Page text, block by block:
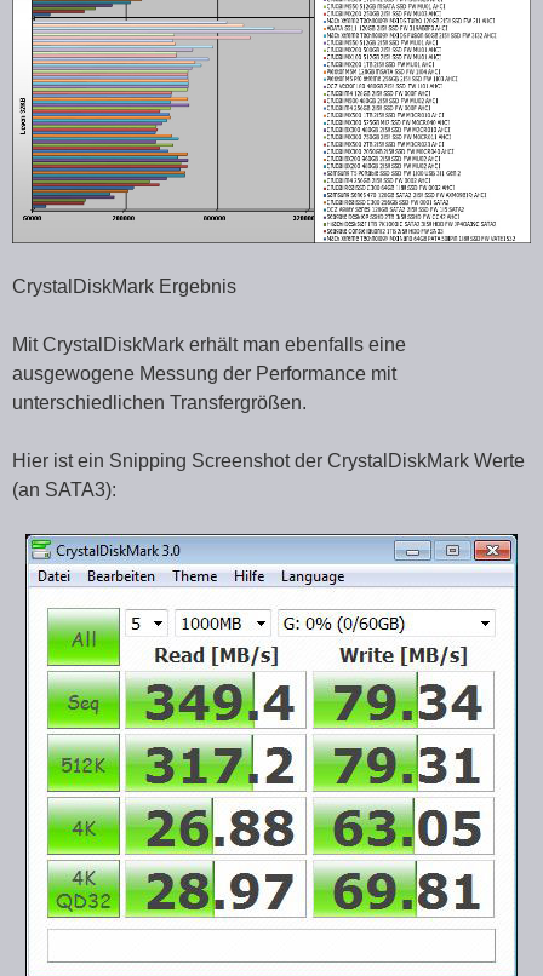
CrystalDiskMark Ergebnis
Mit CrystalDiskMark erhält man ebenfalls eine
ausgewogene Messung der Performance mit
unterschiedlichen Transfergrößen.
Hier ist ein Snipping Screenshot der CrystalDiskMark Werte
(an SATA3):